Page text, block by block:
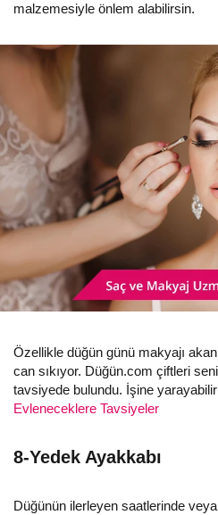
malzemesiyle önlem alabilirsin.
Özellikle düğün günü makyajı
can sıkıyor. Düğün.com çiftleri
tavsiyede bulundu. İşine
Evleneceklere Tavsiyeler
8-Yedek Ayakkabı
Düğünün ilerleyen saatlerinde